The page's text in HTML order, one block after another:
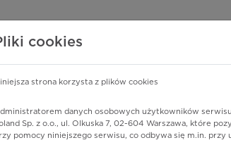
o lekach
PHARMINDEX
chorób zakaźnych i pasożytniczych
cookies
strona korzysta z plików cookies
danych osobowych użytkowników
Sp. z o.o., ul. Olkuska 7, 02-604 Warszawa, które
pomocy niniejszego serwisu, co odbywa się m.in. przy